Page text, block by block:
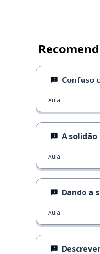
Confuso
Aula
A solidão
Aula
Dando a
Aula